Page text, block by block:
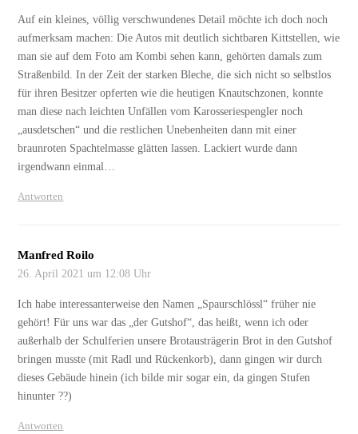
Auf ein kleines, völlig verschwundenes Detail möchte ich doch noch
aufmerksam machen: Die Autos mit deutlich sichtbaren Kittstellen, wie
man sie auf dem Foto am Kombi sehen kann, gehörten damals zum
Straßenbild. In der Zeit der starken Bleche, die sich nicht so selbstlos
für ihren Besitzer opferten wie die heutigen Knautschzonen, konnte
man diese nach leichten Unfällen vom Karosseriespengler noch
„ausdetschen“ und die restlichen Unebenheiten dann mit einer
braunroten Spachtelmasse glätten lassen. Lackiert wurde dann
irgendwann einmal…
Antworten
Manfred Roilo
26. April 2021 um 12:08 Uhr
Ich habe interessanterweise den Namen „Spaurschlössl“ früher nie
gehört! Für uns war das „der Gutshof“, das heißt, wenn ich oder
außerhalb der Schulferien unsere Brotausträgerin Brot in den Gutshof
bringen musste (mit Radl und Rückenkorb), dann gingen wir durch
dieses Gebäude hinein (ich bilde mir sogar ein, da gingen Stufen
hinunter ??)
Antworten